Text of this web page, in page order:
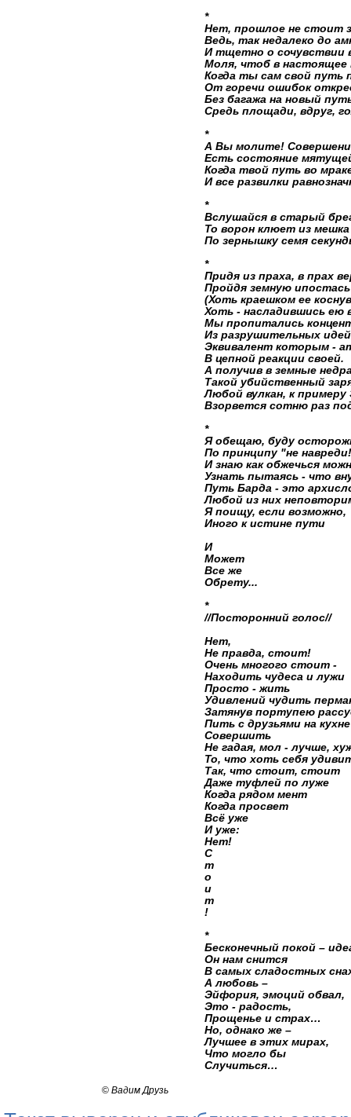
*
Нет, прошлое не стоит
Ведь, так недалеко до
И тщетно о сочувствии
Моля, чтоб в настоящее
Когда ты сам свой путь
От горечи ошибок
Без багажа на новый
Средь площади, вдруг,
*
А Вы молите!
Есть состояние
Когда твой путь во
И все развилки
*
Вслушайся в старый
То ворон клюет из
По зернышку семя
*
Придя из праха, в прах
Пройдя земную ипостась
(Хоть краешком ее
Хоть - насладившись ею
Мы пропитались
Из разрушительных
Эквивалент которым -
В цепной реакции своей.
А получив в земные
Такой убийственный
Любой вулкан, к примеру
Взорвется сотню раз
*
Я обещаю, буду
По принципу "не
И знаю как обжечься
Узнать пытаясь - что
Путь Барда - это
Любой из них
Я поищу, если возможно,
Иного к истине пути
И
Может
Все же
Обрету...
*
//Посторонний голос//
Нет,
Не правда, стоит!
Очень многого стоит -
Находить чудеса и лужи
Просто - жить
Удивлений чудить
Затянув портупею
Пить с друзьями на
Совершить
Не гадая, мол - лучше,
То, что хоть себя
Так, что стоит, стоит
Даже туфлей по луже
Когда рядом мент
Когда просвет
Всё уже
И уже:
Нет!
С
т
о
и
т
!
*
Бесконечный покой –
Он нам снится
В самых сладостных
А любовь –
Эйфория, эмоций обвал,
Это - радость,
Прощенье и страх…
Но, однако же –
Лучшее в этих мирах,
Что могло бы
Случиться…
© Вадим Друзь